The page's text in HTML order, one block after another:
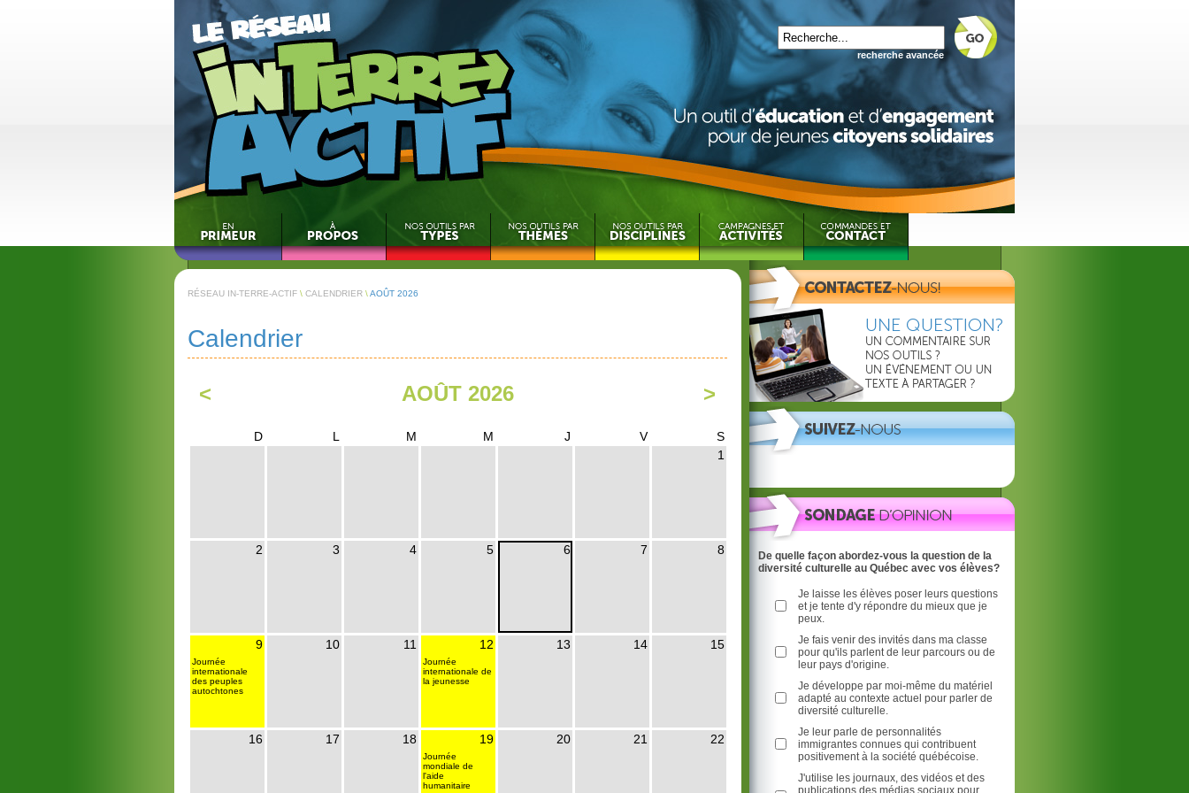
recherche avancée
RÉSEAU IN-TERRE-ACTIF \ CALENDRIER \AOÛT 2026
Calendrier
< AOÛT 2026 >
D L M M J V
S
1
2 3 4 5 6 7 8
9
Journée
internationale
des peuples
autochtones
10 11 12
Journée
internationale de
la jeunesse
13 14 15
16 17 18 19
Journée
mondiale de
l'aide
humanitaire
20 21 22
De quelle façon abordez-vous la question de la
diversité culturelle au Québec avec vos élèves?
Je laisse les élèves poser leurs questions
et je tente d'y répondre du mieux que je
peux.
Je fais venir des invités dans ma classe
pour qu'ils parlent de leur parcours ou de
leur pays d'origine.
Je développe par moi-même du matériel
adapté au contexte actuel pour parler de
diversité culturelle.
Je leur parle de personnalités
immigrantes connues qui contribuent
positivement à la société québécoise.
J'utilise les journaux, des vidéos et des
publications des médias sociaux pour